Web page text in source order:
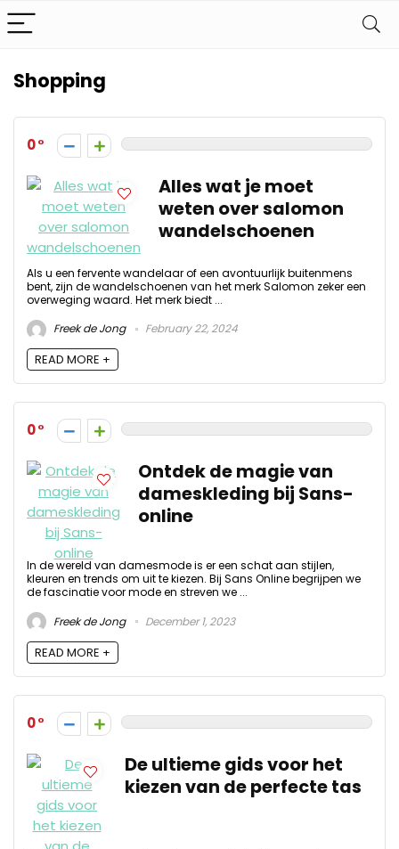
Shopping
0
Alles wat je moet
weten over salomon
wandelschoenen
Als u een fervente wandelaar of een avontuurlijk buitenmens
bent, zijn de wandelschoenen van het merk Salomon zeker een
overweging waard. Het merk biedt ...
Freek de Jong
February 22, 2024
READ MORE +
0
Ontdek de magie van
dameskleding bij Sans-
online
In de wereld van damesmode is er een schat aan stijlen,
kleuren en trends om uit te kiezen. Bij Sans Online begrijpen we
de fascinatie voor mode en streven we ...
Freek de Jong
December 1, 2023
READ MORE +
0
De ultieme gids voor het
kiezen van de perfecte tas